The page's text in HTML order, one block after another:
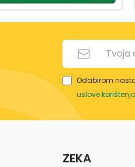
Odabirom
uslove korištenja
ZEKA